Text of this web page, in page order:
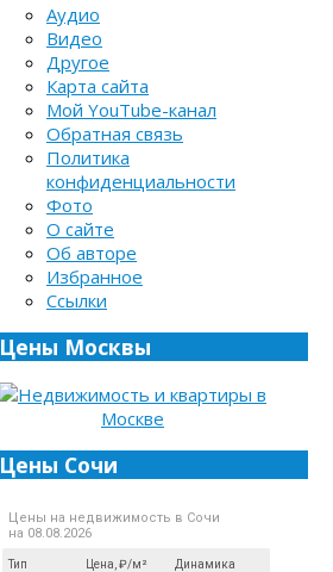
Аудио
Видео
Другое
Карта сайта
Мой YouTube-канал
Обратная связь
Политика
конфиденциальности
Фото
О сайте
Об авторе
Избранное
Ссылки
Цены Москвы
Цены Сочи
Цены на недвижимость в Сочи
на 08.08.2026
Тип Цена, ₽/м² Динамика